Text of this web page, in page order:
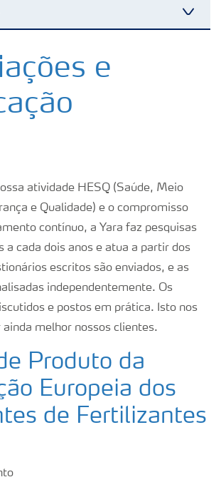
culturas
e
atividade HESQ (Saúde, Meio
e Qualidade) e o compromisso
contínuo, a Yara faz pesquisas
a cada dois anos e atua a partir dos
escritos são enviados, e as
independentemente. Os
e postos em prática. Isto nos
ainda melhor nossos clientes.
Produto da
Europeia dos
de Fertilizantes